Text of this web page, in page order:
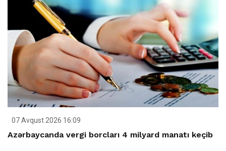
07 Avqust 2026 16:09
Azərbaycanda vergi borcları 4 milyard manatı keçib